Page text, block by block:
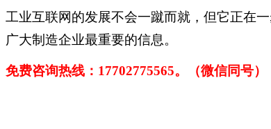
工业互联网的发展不会一蹴而就，但它正在
广大制造企业最重要的信息。
免费咨询热线： 17702775565。（微信同号）